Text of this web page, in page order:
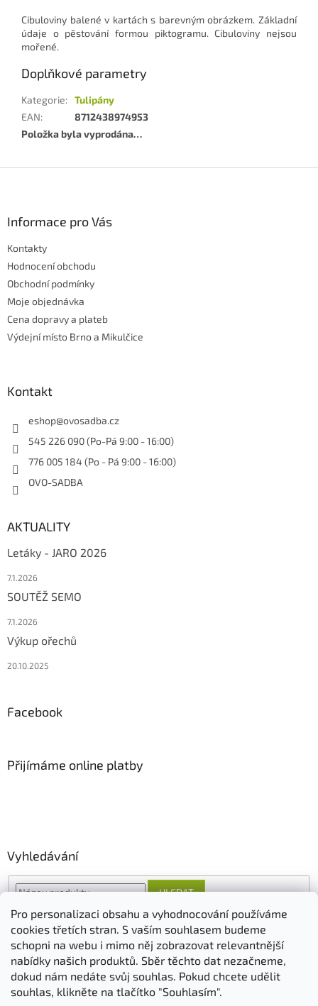
Pro personalizaci obsahu a vyhodnocování používáme
cookies třetích stran. S vaším souhlasem budeme
schopni na webu i mimo něj zobrazovat relevantnější
nabídky našich produktů. Sběr těchto dat nezačneme,
dokud nám nedáte svůj souhlas. Pokud chcete udělit
souhlas, klikněte na tlačítko "Souhlasím".
Cibuloviny balené v kartách s barevným obrázkem. Základní
údaje o pěstování formou piktogramu. Cibuloviny nejsou
mořené.
Doplňkové parametry
Kategorie: Tulipány
EAN:
8712438974953
Položka byla vyprodána…
Informace pro Vás
Kontakty
Hodnocení obchodu
Obchodní podmínky
Moje objednávka
Cena dopravy a plateb
Výdejní místo Brno a Mikulčice
Kontakt
eshop@ovosadba.cz
545 226 090 (Po-Pá 9:00 - 16:00)
776 005 184 (Po - Pá 9:00 - 16:00)
OVO-SADBA
AKTUALITY
Letáky - JARO 2026
7.1.2026
SOUTĚŽ SEMO
7.1.2026
Výkup ořechů
20.10.2025
Facebook
Přijímáme online platby
Vyhledávání
HLEDAT
O nás FORESTINA AGRO CS